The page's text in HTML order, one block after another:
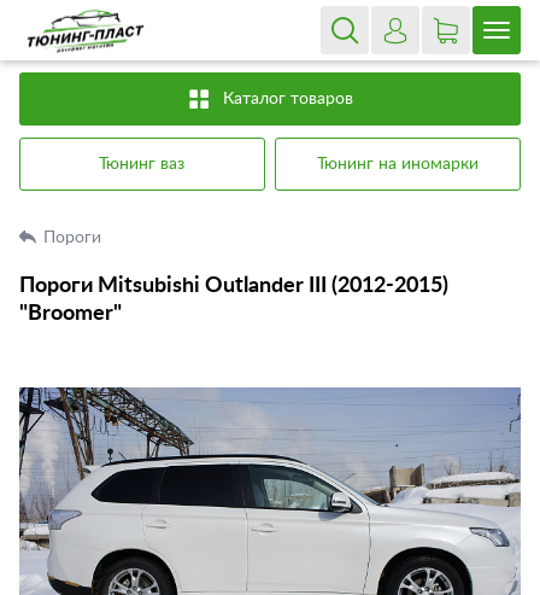
Каталог товаров
Тюнинг ваз Тюнинг на иномарки
Пороги
Пороги Mitsubishi Outlander III (2012-2015)
"Broomer"